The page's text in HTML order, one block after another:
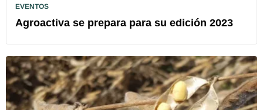
EVENTOS
Agroactiva se prepara para su edición 2023